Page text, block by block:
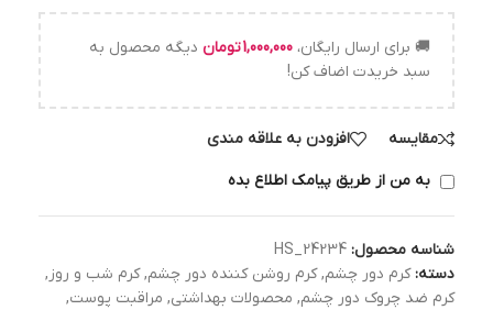
🚚 برای ارسال رایگان، 1,000,000تومان دیگه محصول به
سبد خریدت اضاف کن!
مقایسه افزودن به علاقه مندی
به من از طریق پیامک اطلاع بده
شناسه محصول: HS_24234
دسته: کرم دور چشم, کرم روشن کننده دور چشم, کرم شب و روز,
کرم ضد چروک دور چشم, محصولات بهداشتی, مراقبت پوست,